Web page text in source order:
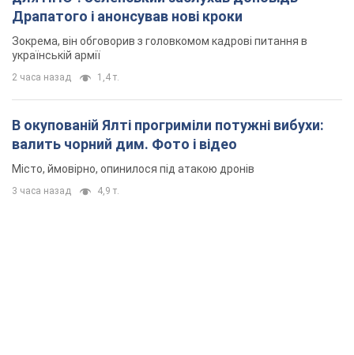
Драпатого і анонсував нові кроки
Зокрема, він обговорив з головкомом кадрові питання в
українській армії
2 часа назад 1,4 т.
В окупованій Ялті прогриміли потужні вибухи:
валить чорний дим. Фото і відео
Місто, ймовірно, опинилося під атакою дронів
3 часа назад 4,9 т.